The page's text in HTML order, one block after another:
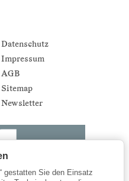
Datenschutz
Impressum
AGB
Sitemap
Newsletter
gestatten Sie den Einsatz